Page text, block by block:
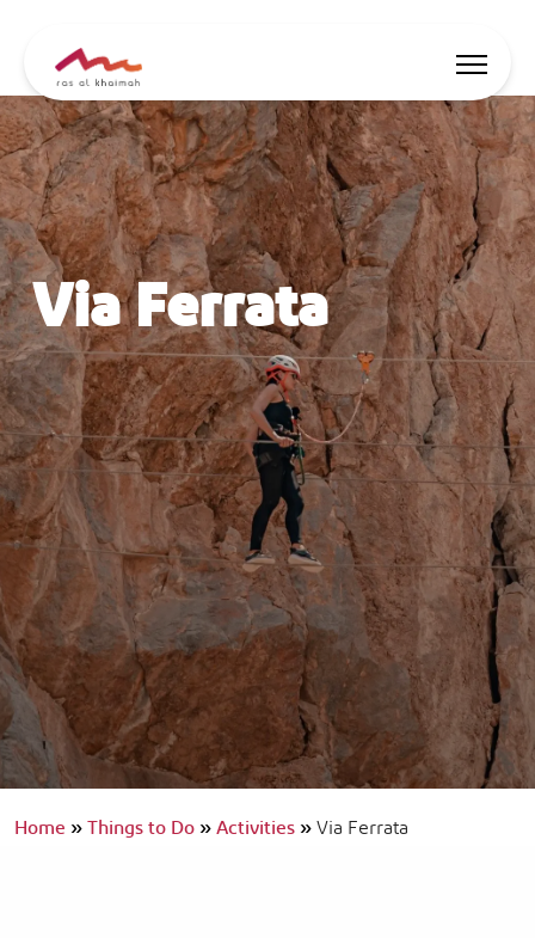
Oferte
Surse de inspirație
Locuri de cazare
Activități
🇷🇴 RO
Via Ferrata
Home»Things to Do»Activities»Via Ferrata